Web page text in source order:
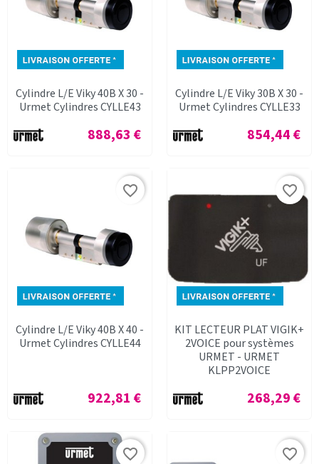
Cylindre L/E Viky 40B X 30 -
Urmet Cylindres CYLLE43
Prix
888,63 €
Cylindre L/E Viky 30B X 30 -
Urmet Cylindres CYLLE33
Prix
854,44 €
Cylindre L/E Viky 40B X 40 -
Urmet Cylindres CYLLE44
Prix
922,81 €
favorite_border
KIT LECTEUR PLAT VIGIK+
2VOICE pour systèmes
URMET - URMET
KLPP2VOICE
Prix
268,29 €
favorite_border
favorite_border favorite_border